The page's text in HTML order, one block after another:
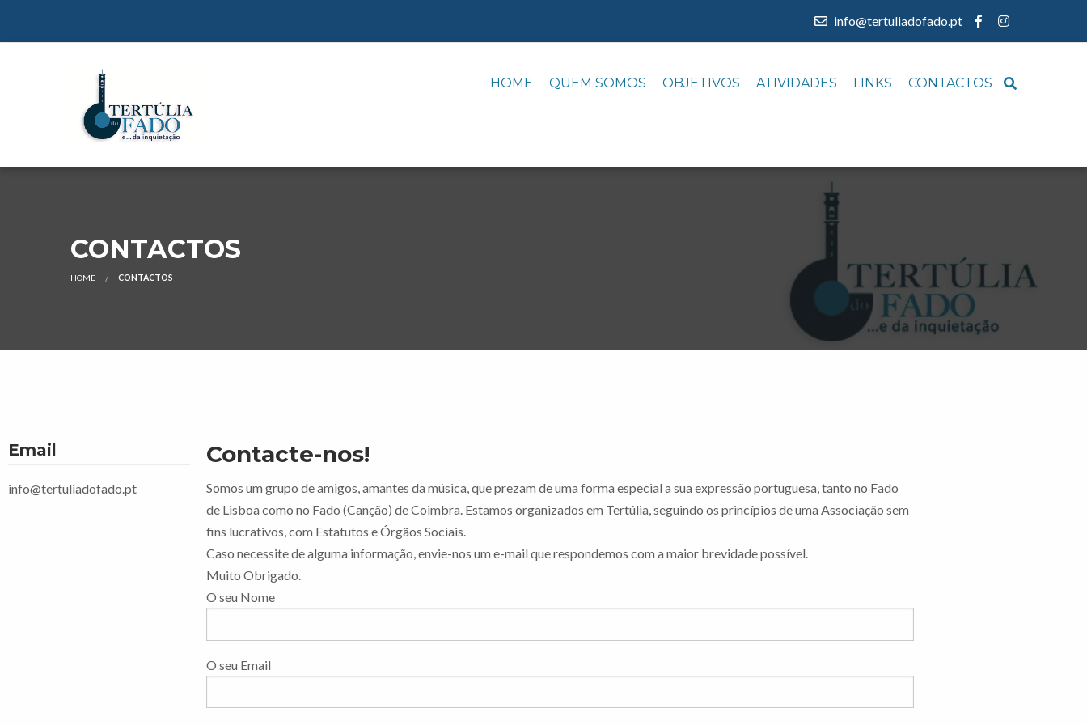
info@tertuliadofado.pt
HOME QUEM SOMOS OBJETIVOS ATIVIDADES LINKS CONTACTOS
CONTACTOS
HOME CONTACTOS
Email
info@tertuliadofado.pt
Contacte-nos!
Somos um grupo de amigos, amantes da música, que prezam de uma forma especial a sua expressão portuguesa, tanto no Fado
de Lisboa como no Fado (Canção) de Coimbra. Estamos organizados em Tertúlia, seguindo os princípios de uma Associação sem
fins lucrativos, com Estatutos e Órgãos Sociais.
Caso necessite de alguma informação, envie-nos um e-mail que respondemos com a maior brevidade possível.
Muito Obrigado.
O seu Nome
O seu Email